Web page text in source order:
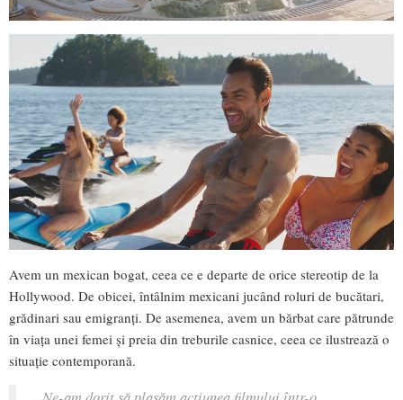
Avem un mexican bogat, ceea ce e departe de orice stereotip de la
Hollywood. De obicei, întâlnim mexicani jucând roluri de bucătari,
grădinari sau emigranți. De asemenea, avem un bărbat care pătrunde
în viața unei femei și preia din treburile casnice, ceea ce ilustrează o
situație contemporană.